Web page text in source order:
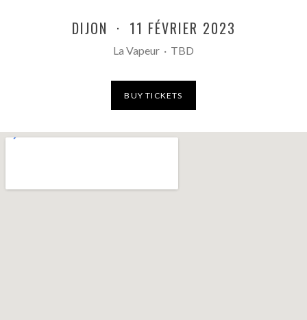
DIJON · 11 FÉVRIER 2023
La Vapeur · TBD
BUY TICKETS